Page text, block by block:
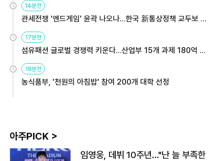
14분전
관세전쟁 '엔드게임' 윤곽 나오나…한국 新통상정책 교두보 활
용해야
17분전
섬유패션 글로벌 경쟁력 키운다…산업부 15개 과제 180억 지
원
18분전
농식품부, '천원의 아침밥' 참여 200개 대학 선정
아주PICK >
임영웅, 데뷔 10주년…"난 늘 부족한